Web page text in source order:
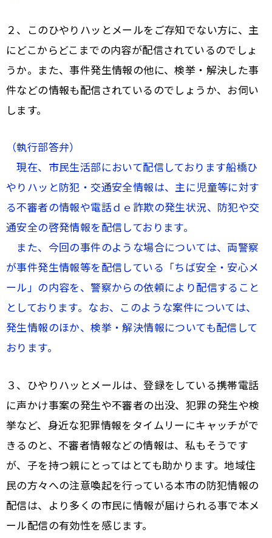
２、このひやりハッとメールをご存知でない方に、主
にどこからどこまでの内容が配信されているのでしょ
うか。また、事件発生情報の他に、検挙・解決した事
件などの情報も配信されているのでしょうか、お伺い
します。
（執行部答弁）
現在、市民生活部において配信しております船橋ひ
やりハッと防犯・交通安全情報は、主に児童等に対す
る不審者の情報や電話ｄｅ詐欺の発生状況、防犯や交
通安全の啓発情報を配信しております。
また、今回の事件のような場合については、両警察
が事件発生情報等を配信している「ちば安全・安心メ
ール」の内容を、警察からの依頼により配信すること
としております。なお、このような案件については、
発生情報のほか、検挙・解決情報についても配信して
おります。
３、ひやりハッとメールは、登録をしている携帯電話
に声かけ事案の発生や不審者の出没、犯罪の発生や検
挙など、身近な犯罪情報をタイムリーにキャッチがで
きるのと、不審者情報などの情報は、私もそうです
が、子を持つ親にとってはとても助かります。地域住
民の方々への注意喚起を行っている本市の防犯情報の
配信は、より多くの市民に情報が届けられる事で本メ
ール配信の有効性を感じます。